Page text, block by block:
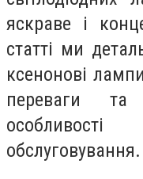
яскраве і
статті ми
ксенонові
переваги
обслуговування.